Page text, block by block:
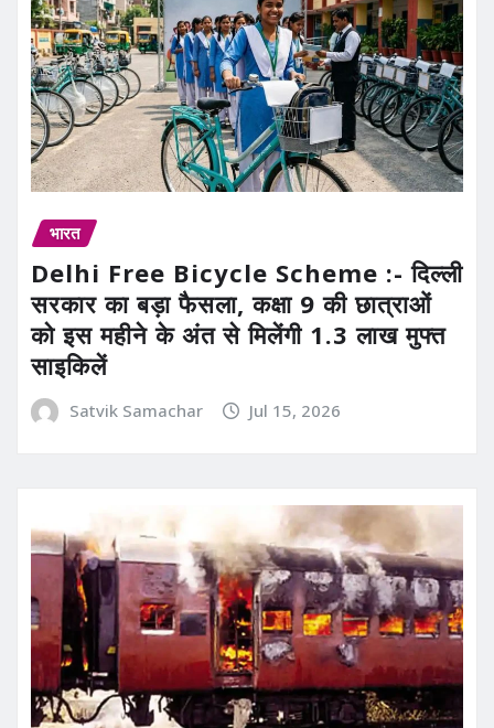
भारत
Delhi Free Bicycle Scheme :- दिल्ली
सरकार का बड़ा फैसला, कक्षा 9 की छात्राओं
को इस महीने के अंत से मिलेंगी 1.3 लाख मुफ्त
साइकिलें
Satvik Samachar Jul 15, 2026